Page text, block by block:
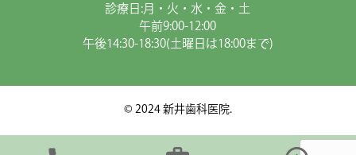
診療日:月・火・水・金・土
午前9:00-12:00
午後14:30-18:30(土曜日は18:00まで)
© 2024 新井歯科医院.